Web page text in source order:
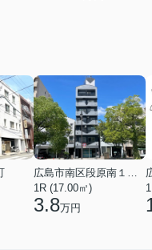
1R (17.00㎡)
3.8万円